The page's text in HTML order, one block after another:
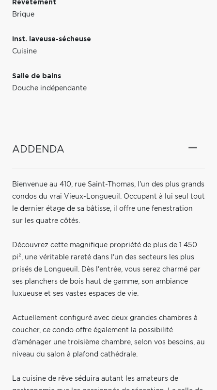
Revêtement
Brique
Inst. laveuse-sécheuse
Cuisine
Salle de bains
Douche indépendante
ADDENDA
Bienvenue au 410, rue Saint-Thomas, l'un des plus grands
condos du vrai Vieux-Longueuil. Occupant à lui seul tout
le dernier étage de sa bâtisse, il offre une fenestration
sur les quatre côtés.
Découvrez cette magnifique propriété de plus de 1 450
pi², une véritable rareté dans l'un des secteurs les plus
prisés de Longueuil. Dès l'entrée, vous serez charmé par
ses planchers de bois haut de gamme, son ambiance
luxueuse et ses vastes espaces de vie.
Actuellement configuré avec deux grandes chambres à
coucher, ce condo offre également la possibilité
d'aménager une troisième chambre, selon vos besoins, au
niveau du salon à plafond cathédrale.
La cuisine de rêve séduira autant les amateurs de